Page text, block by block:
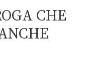
CHE